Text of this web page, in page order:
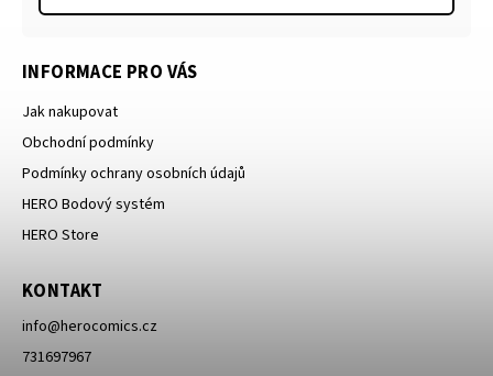
INFORMACE PRO VÁS
Jak nakupovat
Obchodní podmínky
Podmínky ochrany osobních údajů
HERO Bodový systém
HERO Store
KONTAKT
info@herocomics.cz
731697967